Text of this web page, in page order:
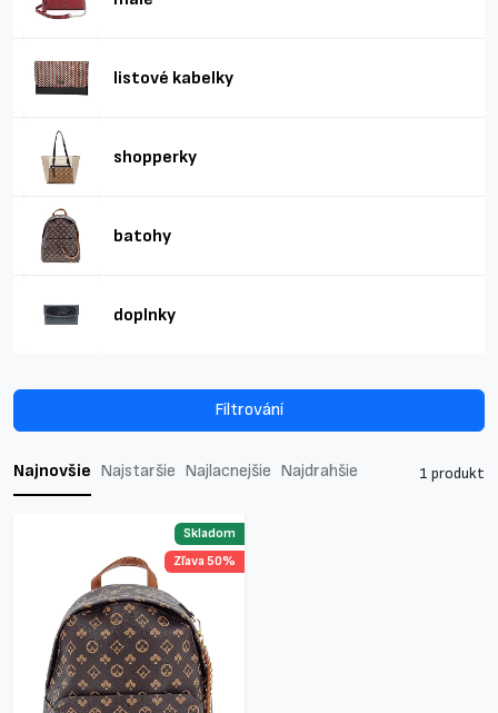
listové kabelky
shopperky
batohy
doplnky
Filtrování
Najnovšie Najstaršie Najlacnejšie Najdrahšie 1 produkt
Skladom
Zľava 50%